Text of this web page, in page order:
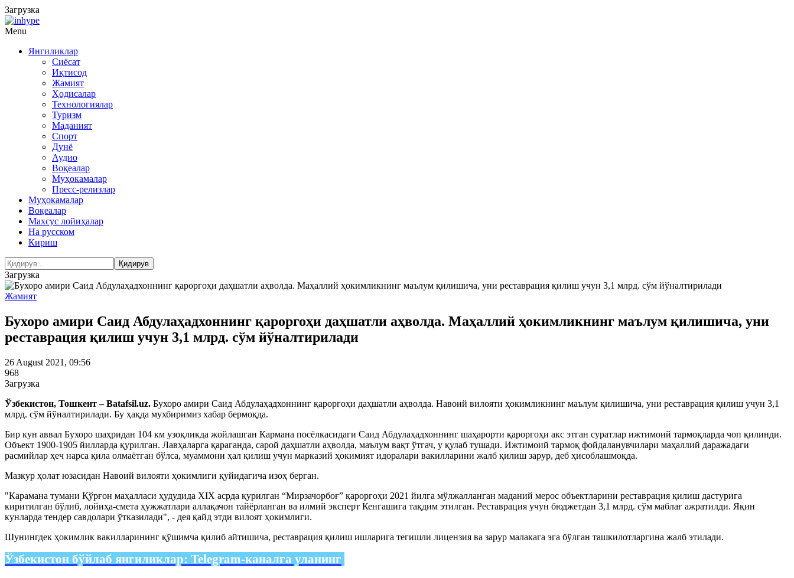
Загрузка
Menu
Янгиликлар
Сиёсат
Иқтисод
Жамият
Ҳодисалар
Технологиялар
Туризм
Маданият
Спорт
Дунё
Аудио
Воқеалар
Муҳокамалар
Пресс-релизлар
Муҳокамалар
Воқеалар
Махсус лойиҳалар
На русском
Кириш
Загрузка
Жамият
Бухоро амири Саид Абдулаҳадхоннинг қароргоҳи даҳшатли аҳволда. Маҳаллий ҳокимликнинг маълум қилишича, уни
реставрация қилиш учун 3,1 млрд. сўм йўналтирилади
26 August 2021, 09:56
968
Загрузка
Ўзбекистон, Тошкент – Batafsil.uz. Бухоро амири Саид Абдулаҳадхоннинг қароргоҳи даҳшатли аҳволда. Навоий вилояти ҳокимликнинг маълум қилишича, уни реставрация қилиш учун 3,1
млрд. сўм йўналтирилади. Бу ҳақда мухбиримиз хабар бермоқда.
Бир кун аввал Бухоро шаҳридан 104 км узоқликда жойлашган Кармана посёлкасидаги Саид Абдулаҳадхоннинг шаҳарорти қароргоҳи акс этган суратлар ижтимоий тармоқларда чоп қилинди.
Объект 1900-1905 йилларда қурилган. Лавҳаларга қараганда, сарой даҳшатли аҳволда, маълум вақт ўтгач, у қулаб тушади. Ижтимоий тармоқ фойдаланувчилари маҳаллий даражадаги
расмийлар ҳеч нарса қила олмаётган бўлса, муаммони ҳал қилиш учун марказий ҳокимият идоралари вакилларини жалб қилиш зарур, деб ҳисоблашмоқда.
Мазкур ҳолат юзасидан Навоий вилояти ҳокимлиги қуйидагича изоҳ берган.
"Карамана тумани Қўрғон маҳалласи ҳудудида XIX асрда қурилган “Мирзачорбоғ” қароргоҳи 2021 йилга мўлжалланган маданий мерос объектларини реставрация қилиш дастурига
киритилган бўлиб, лойиҳа-смета ҳужжатлари аллақачон тайёрланган ва илмий эксперт Кенгашига тақдим этилган. Реставрация учун бюджетдан 3,1 млрд. сўм маблағ ажратилди. Яқин
кунларда тендер савдолари ўтказилади", - дея қайд этди вилоят ҳокимлиги.
Шунингдек ҳокимлик вакилларининг қўшимча қилиб айтишича, реставрация қилиш ишларига тегишли лицензия ва зарур малакага эга бўлган ташкилотларгина жалб этилади.
Ўзбекистон бўйлаб янгиликлар: Telegram-каналга уланинг